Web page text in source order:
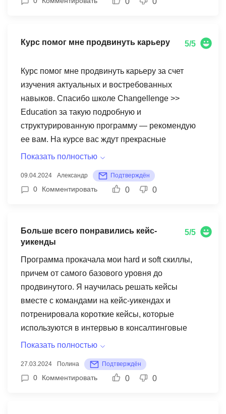
навыков. Созданное после прохождения курса
профессионального роста. Я хочу выразить
вдохновляющий курс и поддержку на
протяжении всего моего обучения нейросетям.
Я настоятельно рекомендую этот курс всем, кто
стремится погрузиться в мир машинного
обучения и разработки искусственного
интеллекта!
Курс помог мне продвинуть карьеру 5/5
Курс помог мне продвинуть карьеру за счет
изучения актуальных и востребованных
навыков. Спасибо школе Changellenge >>
Education за такую подробную и
структурированную программу — рекомендую
ее вам. На курсе вас ждут прекрасные
материалы, отзывчивые менторы, классная
дополнением к вашему резюме!
Показать полностью
09.04.2024 Александр Подтверждён
0 Комментировать 0 0
Больше всего понравились кейс-
уикенды
5/5
Программа прокачала мои hard и soft скиллы,
причем от самого базового уровня до
продвинутого. Я научилась решать кейсы
вместе с командами на кейс-уикендах и
потренировала короткие кейсы, которые
используются в интервью в консалтинговые
компании. Тем, кто начинает путь подготовки к
Учусь на 4 курсе в Вышке и работаю в Accenture.
Пришла, чтобы подтянуть навыки решения
Показать полностью
27.03.2024 Полина Подтверждён
0 Комментировать 0 0